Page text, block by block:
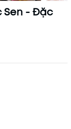
Sen - Đặc